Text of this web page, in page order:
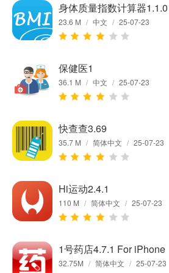
身体质量指数计算器1.1.0
23.6 M / 中文 / 25-07-23
保健医1
36.1 M / 中文 / 25-07-23
快查查3.69
35.7 M / 简体中文 / 25-07-23
Hi运动2.4.1
110 M / 简体中文 / 25-07-23
1号药店4.7.1 For iPhone
32.75M / 简体中文 / 25-07-23